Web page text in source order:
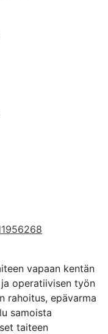
vapaan kentän
operatiivisen työn
rahoitus, epävarma
samoista
taiteen